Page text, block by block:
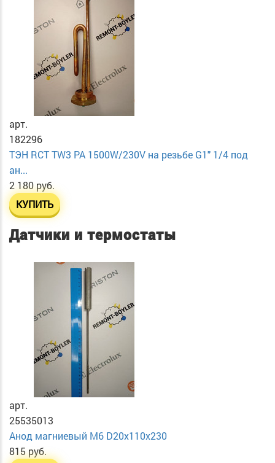
арт.
182296
ТЭН RСT TW3 PA 1500W/230V на резьбе G1" 1/4 под
ан...
2 180 руб.
КУПИТЬ
Датчики и термостаты
арт.
25535013
Анод магниевый М6 D20х110х230
815 руб.